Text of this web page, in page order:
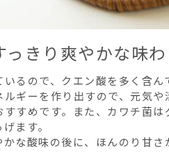
っきり爽やかな味
るので、クエン酸を多く含
ルギーを作り出すので、元気
すすめです。また、カワチ菌
ます。
かな酸味の後に、ほんのり甘